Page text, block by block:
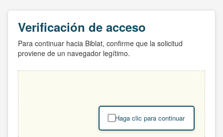
Verificación de acceso
Para continuar hacia Biblat, confirme que la solicitud
proviene de un navegador legítimo.
Haga clic para continuar